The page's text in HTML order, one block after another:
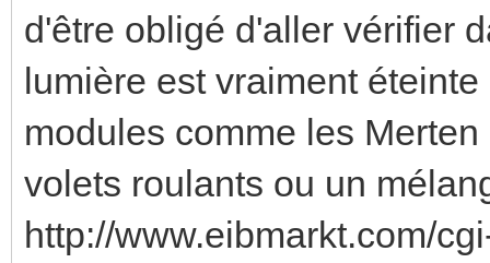
d'être obligé d'aller vérifier
lumière est vraiment
modules comme les
volets roulants ou un
http://www.eibmarkt.com/